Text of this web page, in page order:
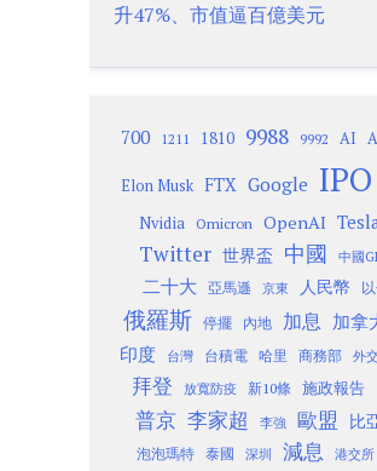
升47%、市值逼百億美元
700 1211 1810 9988 9992 AI
Elon Musk FTX Google IPO
Nvidia Omicron OpenAI
Twitter 世界盃 中國 中國
二十大 亞馬遜 京東 人民幣
俄羅斯 停擺 內地 加息 加拿
印度
台灣 台積電 哈里 商務部 外
拜登 放寬防疫 新10條 施政報告
普京 李家超 李強 歐盟 比
泡泡瑪特 泰國 深圳 減息 港交所